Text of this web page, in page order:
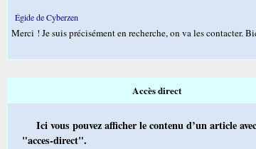
Égide de Cyberzen
Merci ! Je suis précisément en recherche, on va les contacter.
Accès direct
Ici vous pouvez afficher le contenu d’un article
"acces-direct".